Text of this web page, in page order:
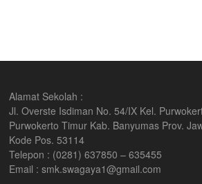
Alamat Sekolah :
Jl. Overste Isdiman No. 54/IX Kel.
Purwokerto Timur Kab. Banyumas Prov.
Kode Pos. 53114
Telepon : (0281) 637850 – 635455
Email : smk.swagaya1@gmail.com